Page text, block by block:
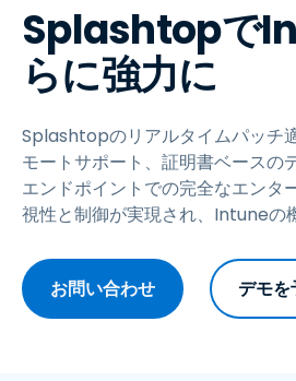
Splashtopで
らに強力に
Splashtopのリアルタイムパッチ
モートサポート、証明書ベースの
エンドポイントでの完全なエンタ
視性と制御が実現され、Intuneの
お問い合わせ デモを